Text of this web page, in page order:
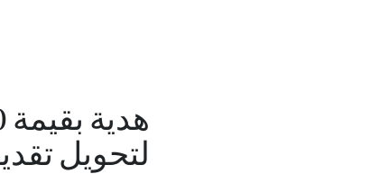
لتحويل